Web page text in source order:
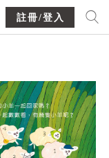
註冊/登入